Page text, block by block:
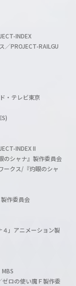
INDEX
PROJECT-RAILGU
・テレビ東京
INDEX II
のシャナ』製作委員会
ークス/『灼眼のシャ
作委員会
」アニメーション製
ロの使い魔Ｆ製作委